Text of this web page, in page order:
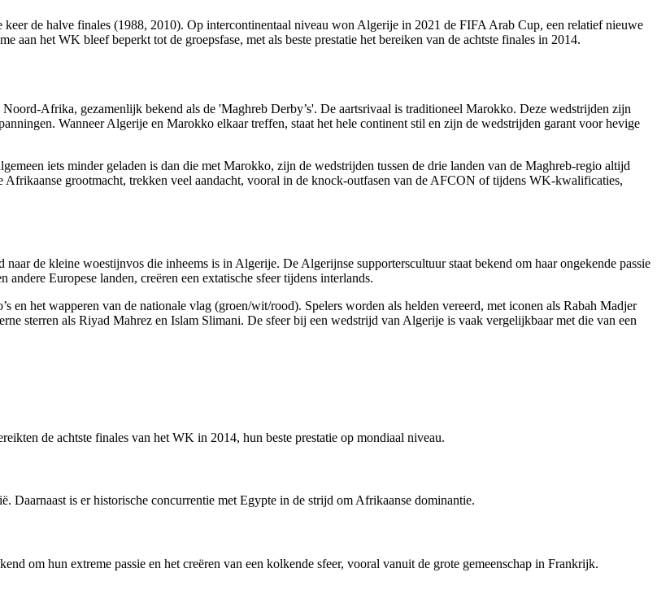
de halve finales (1988, 2010). Op intercontinentaal niveau won Algerije in 2021 de FIFA Arab Cup, een relatief nieuwe
aan het WK bleef beperkt tot de groepsfase, met als beste prestatie het bereiken van de achtste finales in 2014.
Afrika, gezamenlijk bekend als de 'Maghreb Derby’s'. De aartsrivaal is traditioneel Marokko. Deze wedstrijden zijn
Wanneer Algerije en Marokko elkaar treffen, staat het hele continent stil en zijn de wedstrijden garant voor hevige
iets minder geladen is dan die met Marokko, zijn de wedstrijden tussen de drie landen van de Maghreb-regio altijd
grootmacht, trekken veel aandacht, vooral in de knock-outfasen van de AFCON of tijdens WK-kwalificaties,
de kleine woestijnvos die inheems is in Algerije. De Algerijnse supporterscultuur staat bekend om haar ongekende passie
Europese landen, creëren een extatische sfeer tijdens interlands.
en het wapperen van de nationale vlag (groen/wit/rood). Spelers worden als helden vereerd, met iconen als Rabah Madjer
sterren als Riyad Mahrez en Islam Slimani. De sfeer bij een wedstrijd van Algerije is vaak vergelijkbaar met die van een
de achtste finales van het WK in 2014, hun beste prestatie op mondiaal niveau.
Daarnaast is er historische concurrentie met Egypte in de strijd om Afrikaanse dominantie.
om hun extreme passie en het creëren van een kolkende sfeer, vooral vanuit de grote gemeenschap in Frankrijk.